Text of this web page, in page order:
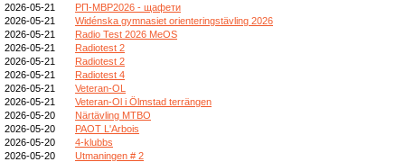
2026-05-21
РП-МВР2026 - щафети
2026-05-21
Widénska gymnasiet orienteringstävling 2026
2026-05-21
Radio Test 2026 MeOS
2026-05-21
Radiotest 2
2026-05-21
Radiotest 2
2026-05-21
Radiotest 4
2026-05-21
Veteran-OL
2026-05-21
Veteran-Ol i Ölmstad terrängen
2026-05-20
Närtävling MTBO
2026-05-20
PAOT L'Arbois
2026-05-20
4-klubbs
2026-05-20
Utmaningen # 2